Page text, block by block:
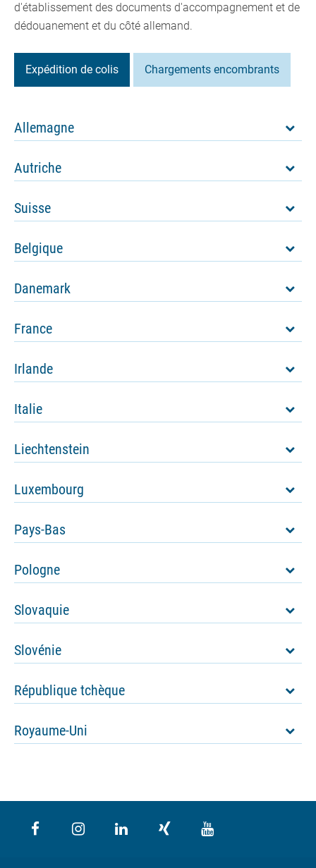
d'établissement des documents d'accompagnement et de
dédouanement et du côté allemand.
Expédition de colis Chargements encombrants
Allemagne
Autriche
Suisse
Belgique
Danemark
France
Irlande
Italie
Liechtenstein
Luxembourg
Pays-Bas
Pologne
Slovaquie
Slovénie
République tchèque
Royaume-Uni